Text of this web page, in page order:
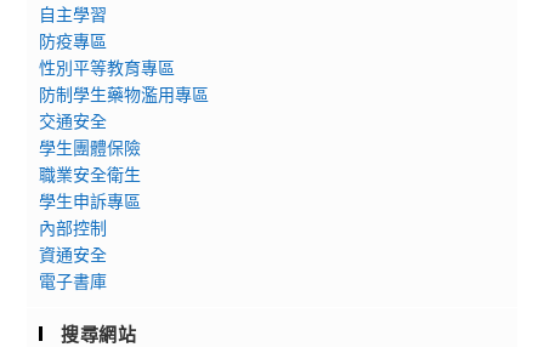
自主學習
防疫專區
性別平等教育專區
防制學生藥物濫用專區
交通安全
學生團體保險
職業安全衛生
學生申訴專區
內部控制
資通安全
電子書庫
搜尋網站